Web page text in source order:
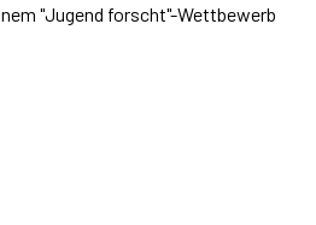
"Jugend forscht"-Wettbewerb